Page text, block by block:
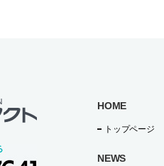
HOME
トップページ
NEWS